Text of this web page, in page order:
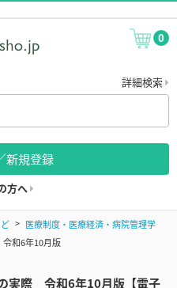
0
詳細検索
新規登録
方へ
医療制度・医療経済・病院管理学
和6年10月版
実際 令和6年10月版【電子